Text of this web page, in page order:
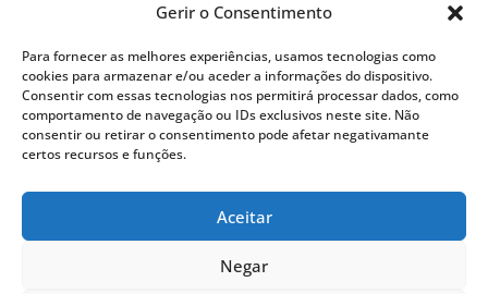
Gerir o Consentimento
Para fornecer as melhores experiências, usamos tecnologias como
cookies para armazenar e/ou aceder a informações do dispositivo.
Consentir com essas tecnologias nos permitirá processar dados, como
comportamento de navegação ou IDs exclusivos neste site. Não
consentir ou retirar o consentimento pode afetar negativamante
certos recursos e funções.
Aceitar
Negar